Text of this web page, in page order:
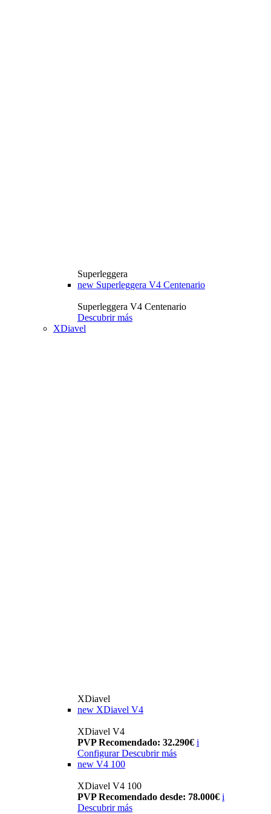
Superleggera
new Superleggera V4 Centenario
Superleggera V4 Centenario
Descubrir más
XDiavel
XDiavel
new XDiavel V4
XDiavel V4
PVP Recomendado: 32.290€ i
Configurar Descubrir más
new V4 100
XDiavel V4 100
PVP Recomendado desde: 78.000€ i
Descubrir más